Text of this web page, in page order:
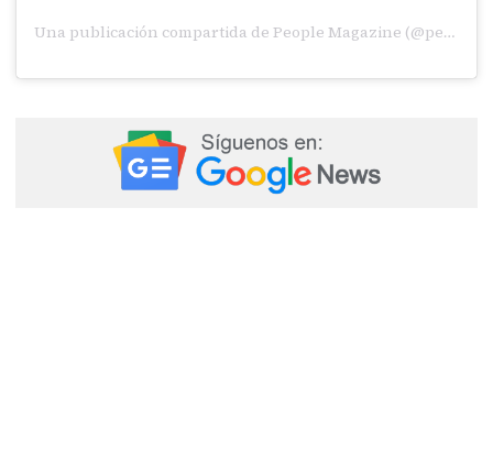
Una publicación compartida de People Magazine (@people)